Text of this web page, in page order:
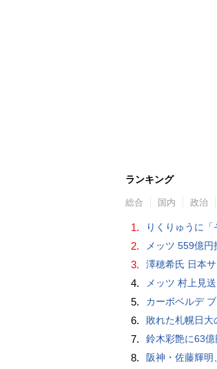
ランキング
総合 国内 政治
1. りくりゅうに「
2. メッツ 559億
3. 澤穂希氏 日本
4. メッツ 村上見
5. カーボベルデ
6. 敗れた札幌日大
7. 鈴木彩艶に63
8. 阪神・佐藤輝明、恩師が明かす